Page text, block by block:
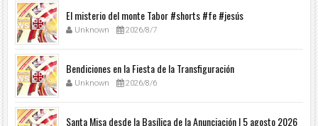
El misterio del monte Tabor #shorts #fe #jesús
Unknown 2026/8/7
Bendiciones en la Fiesta de la Transfiguración
Unknown 2026/8/6
Santa Misa desde la Basílica de la Anunciación | 5 agosto 2026